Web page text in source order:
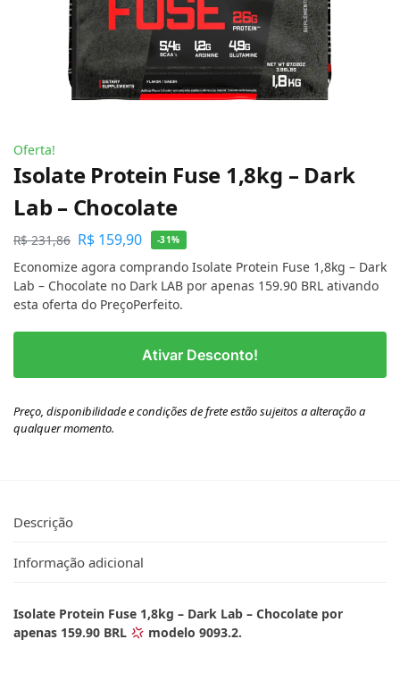
Oferta!
Isolate Protein Fuse 1,8kg – Dark
Lab – Chocolate
R$231,86 R$ 159,90 -31%
Economize agora comprando Isolate Protein Fuse 1,8kg – Dark
Lab – Chocolate no Dark LAB por apenas 159.90 BRL ativando
esta oferta do PreçoPerfeito.
Ativar Desconto!
Preço, disponibilidade e condições de frete estão sujeitos a alteração a
qualquer momento.
Descrição
Informação adicional
Isolate Protein Fuse 1,8kg – Dark Lab – Chocolate por
apenas 159.90 BRL
modelo 9093.2.